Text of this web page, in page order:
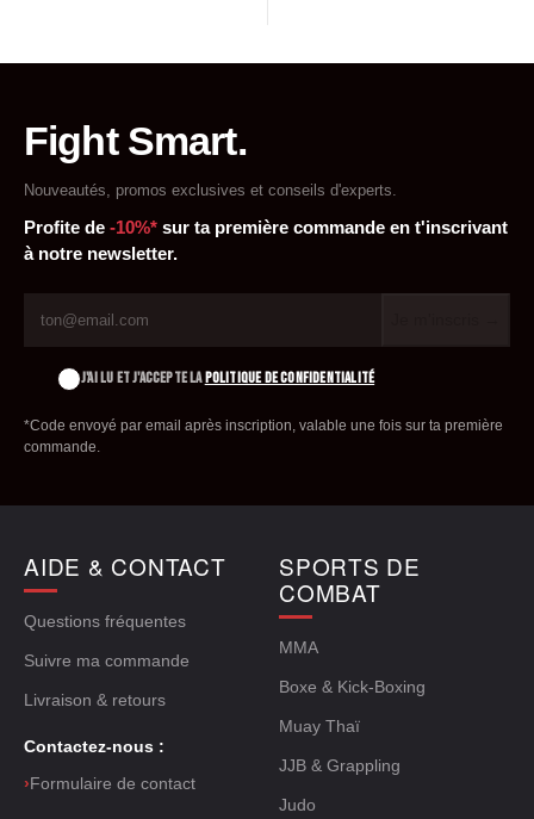
Fight Smart.
Nouveautés, promos exclusives et conseils d'experts.
Profite de -10%* sur ta première commande en t'inscrivant
à notre newsletter.
J'AI LU ET J'ACCEPTE LAPOLITIQUE DE CONFIDENTIALITÉ
*Code envoyé par email après inscription, valable une fois sur ta première
commande.
AIDE & CONTACT
Questions fréquentes
Suivre ma commande
Livraison & retours
Contactez-nous :
›Formulaire de contact
SPORTS DE
COMBAT
MMA
Boxe & Kick-Boxing
Muay Thaï
JJB & Grappling
Judo